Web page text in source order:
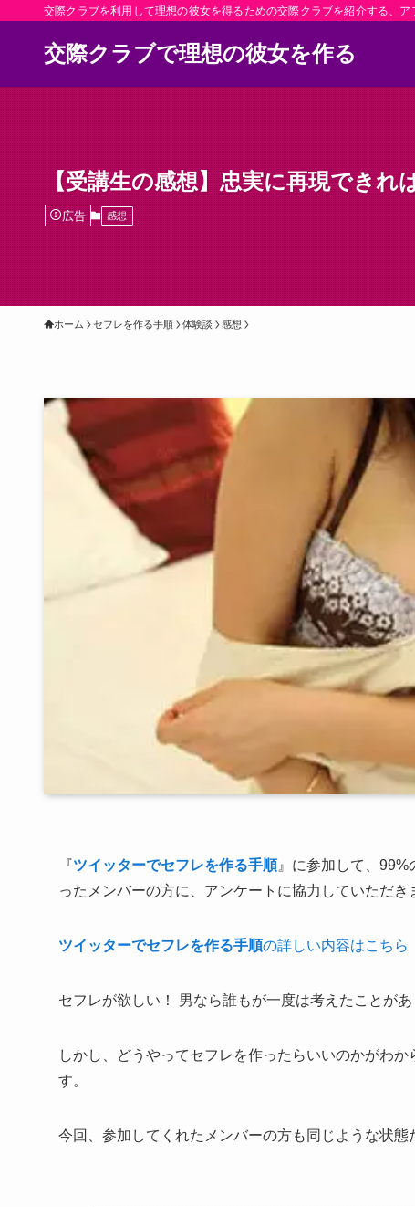
交際クラブを利用して理想の彼女を得るための交際クラブを紹介する、ア
交際クラブで理想の彼女を作る
【受講生の感想】忠実に再現でき
広告 感想
ホーム セフレを作る手順 体験談 感想
『ツイッターでセフレを作る手順』に参加して、99%
ったメンバーの方に、アンケートに協力していただき
ツイッターでセフレを作る手順の詳しい内容はこちら
セフレが欲しい！ 男なら誰もが一度は考えたことがあ
しかし、どうやってセフレを作ったらいいのかがわ
す。
今回、参加してくれたメンバーの方も同じような状態